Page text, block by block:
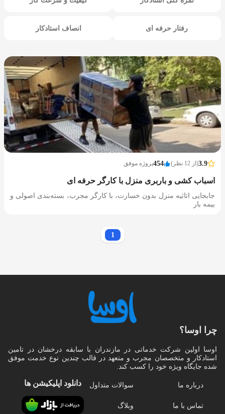
رفتار حرفه ای انصاف استادکار
3.9(از 12 نظر) 454پروژه موفق
اسباب کشی و باربری منزل با کارگر حرفه ای
جابجایی اثاثیه منزل بدون خسارت، با کارگر مجرب، بسته‌بندی اصولی و
بیمه بار
1
چرا اوسا؟
اوسا اولین شرکت خدماتی در مازندران با سابقه درخشان در تامین
استادکار و متخصصان مجرب و متعهد در قالب چندین نوع خدمت موفق
شده جایگاه ویژه خود را کسب کند.
درباره ما سوالات متداول
تماس با ما وبلاگ
دانلود اپلیکیشن‌ ها